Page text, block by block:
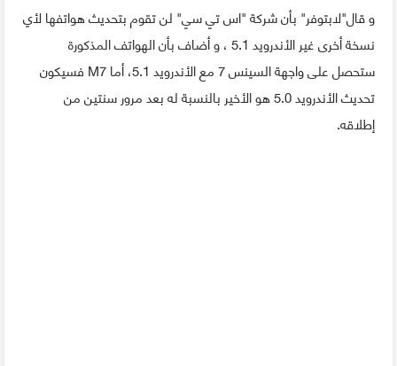
و قال"لابتوفر" بأن شركة "اس تي سي" لن تقوم بتحديث هواتفها لأي
نسخة أخرى غير الأندرويد 5.1 ، و أضاف بأن الهواتف المذكورة
ستحصل على واجهة السينس 7 مع الأندرويد 5.1، أما M7 فسيكون
تحديث الأندرويد 5.0 هو الأخير بالنسبة له بعد مرور سنتين من
إطلاقه.